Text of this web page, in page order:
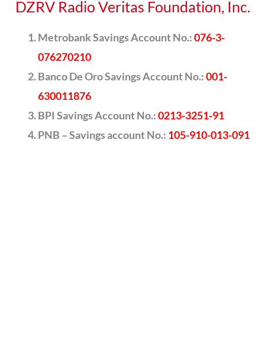
DZRV Radio Veritas Foundation, Inc.
Metrobank Savings Account No.:076-3-
076270210
Banco De Oro Savings Account No.:001-
630011876
BPI Savings Account No.:0213-3251-91
PNB – Savings account No.: 105-910-013-091